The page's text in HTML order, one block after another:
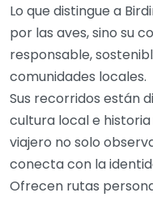
Lo que distingue a
por las aves, sino su
responsable,
comunidades locales.
Sus recorridos están
cultura local e
viajero no solo
conecta con la
Ofrecen rutas